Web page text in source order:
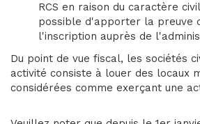
RCS en raison du caractère
possible d'apporter la preuve
l'inscription auprès de
Du point de vue fiscal, les sociétés
activité consiste à louer des locaux
considérées comme exerçant une